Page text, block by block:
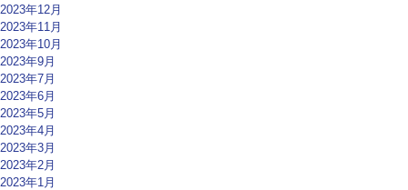
2023年12月
2023年11月
2023年10月
2023年9月
2023年7月
2023年6月
2023年5月
2023年4月
2023年3月
2023年2月
2023年1月